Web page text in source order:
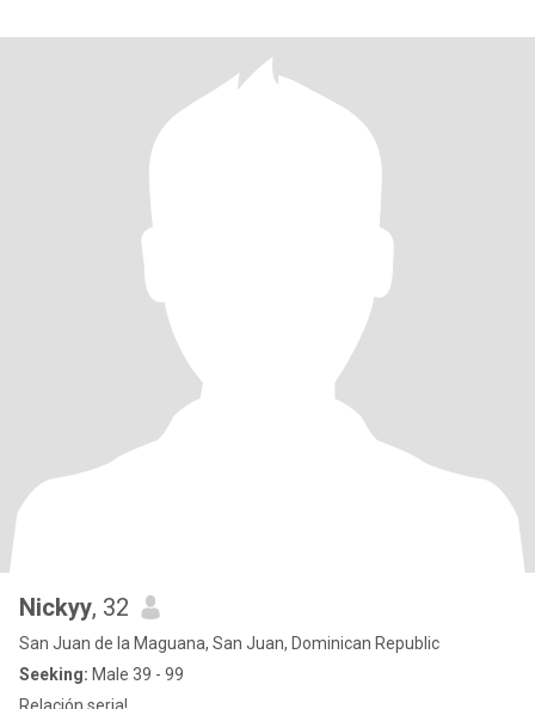
Nickyy, 32
San Juan de la Maguana, San Juan, Dominican Republic
Seeking: Male 39 - 99